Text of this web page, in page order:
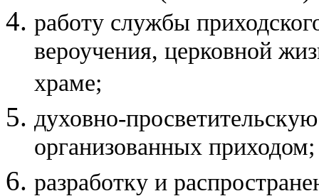
работу службы
вероучения, церковной
храме;
духовно-
организованных приходом;
разработку и